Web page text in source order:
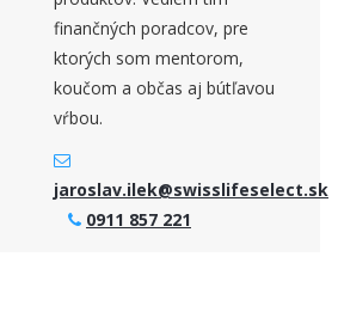
finančných poradcov, pre
ktorých som mentorom,
koučom a občas aj bútľavou
vŕbou.
jaroslav.ilek@swisslifeselect.sk
0911 857 221